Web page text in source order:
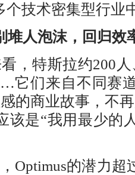
个技术密集型行业
人泡沫，回归效
特斯拉约200人
它们来自不同赛
的商业故事，不
该是“我用最少的
的潜力超